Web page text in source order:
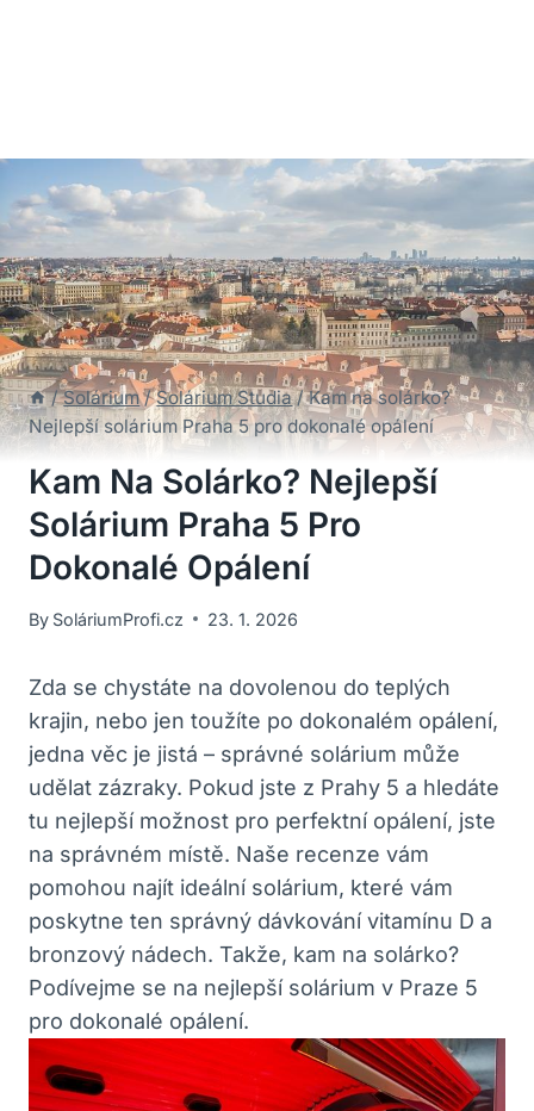
/ Solárium / Solárium Studia / Kam na solárko?
Nejlepší solárium Praha 5 pro dokonalé opálení
Kam Na Solárko? Nejlepší
Solárium Praha 5 Pro
Dokonalé Opálení
By SoláriumProfi.cz 23. 1. 2026
Zda se chystáte na dovolenou do teplých
krajin, nebo jen toužíte po dokonalém opálení,
jedna věc je‍ jistá – správné solárium může
udělat zázraky. Pokud jste z Prahy 5 a hledáte
tu nejlepší možnost pro perfektní opálení, ​jste
na⁢ správném místě. Naše ​recenze vám
pomohou ⁢najít ideální⁣ solárium,‍ které vám
poskytne ten správný ‍dávkování‍ vitamínu D a
bronzový nádech.⁢ Takže, kam na solárko?⁢
Podívejme se na ​nejlepší solárium ⁢v Praze ⁣5
pro​ dokonalé opálení.